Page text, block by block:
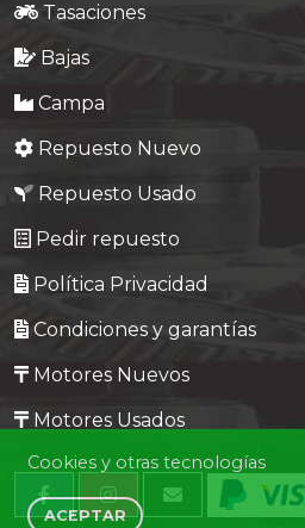
Tasaciones
Bajas
Campa
Repuesto Nuevo
Repuesto Usado
Pedir repuesto
Política Privacidad
Condiciones y garantías
Motores Nuevos
Motores Usados
Cookies y otras tecnologías
ACEPTAR